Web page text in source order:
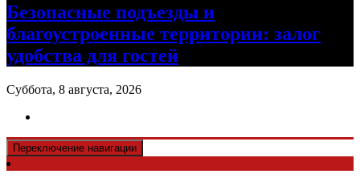
Безопасные подъезды и
благоустроенные территории: залог
удобства для гостей
Суббота, 8 августа, 2026
Переключение навигации